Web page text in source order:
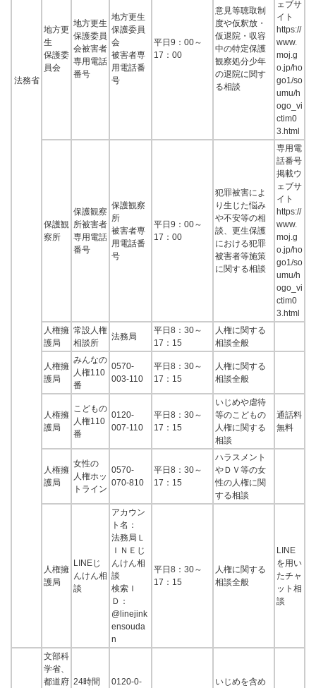
法務省
地方更
生
保護委
員会
地方更生
保護委員
会被害者
専用電話
番号
地方更生
保護委員
会
被害者専
用電話番
号
平日9：00～
17：00
意見等聴取制
度や仮釈放・
仮退院・収容
中の特定保護
観察処分少年
の退院に関す
る相談
ェブサ
イト
https://
www.
moj.g
o.jp/ho
go1/so
umu/h
ogo_vi
ctim0
3.html
保護観
察所
保護観察
所被害者
専用電話
番号
保護観察
所
被害者専
用電話番
号
平日9：00～
17：00
犯罪被害によ
り生じた悩み
や不安等の相
談、更生保護
における犯罪
被害者等施策
に関する相談
専用電
話番号
掲載ウ
ェブサ
イト
https://
www.
moj.g
o.jp/ho
go1/so
umu/h
ogo_vi
ctim0
3.html
人権擁
護局
常設人権
相談所
法務局
平日8：30～
17：15
人権に関する
相談全般
人権擁
護局
みんなの
人権110
番
0570-
003-110
平日8：30～
17：15
人権に関する
相談全般
人権擁
護局
こどもの
人権110
番
0120-
007-110
平日8：30～
17：15
いじめや虐待
等のこどもの
人権に関する
相談
通話料
無料
人権擁
護局
女性の
人権ホッ
トライン
0570-
070-810
平日8：30～
17：15
ハラスメント
やＤＶ等の女
性の人権に関
する相談
人権擁
護局
LINEじ
んけん相
談
アカウン
ト名：
法務局Ｌ
ＩＮＥじ
んけん相
談
検索Ｉ
Ｄ：
@linejink
ensouda
n
平日8：30～
17：15
人権に関する
相談全般
LINE
を用い
たチャ
ット相
談
文部科
学省、
都道府 24時間
0120-0-
いじめを含め